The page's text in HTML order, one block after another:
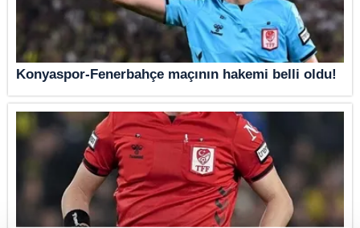
Konyaspor-Fenerbahçe maçının hakemi belli oldu!